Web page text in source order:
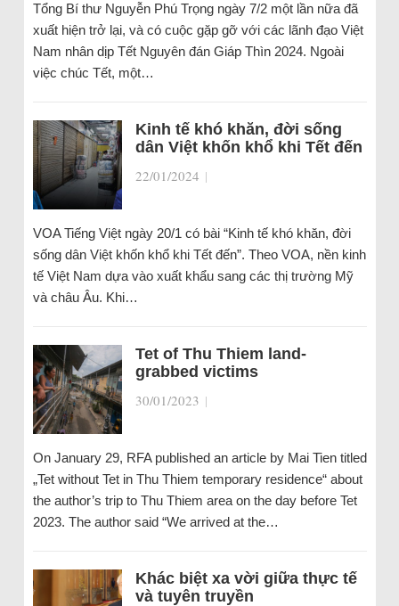
Tổng Bí thư Nguyễn Phú Trọng ngày 7/2 một lần nữa đã
xuất hiện trở lại, và có cuộc gặp gỡ với các lãnh đạo Việt
Nam nhân dịp Tết Nguyên đán Giáp Thìn 2024. Ngoài
việc chúc Tết, một…
Kinh tế khó khăn, đời sống
dân Việt khốn khổ khi Tết đến
22/01/2024 |
VOA Tiếng Việt ngày 20/1 có bài “Kinh tế khó khăn, đời
sống dân Việt khốn khổ khi Tết đến”. Theo VOA, nền kinh
tế Việt Nam dựa vào xuất khẩu sang các thị trường Mỹ
và châu Âu. Khi…
Tet of Thu Thiem land-
grabbed victims
30/01/2023 |
On January 29, RFA published an article by Mai Tien titled
„Tet without Tet in Thu Thiem temporary residence“ about
the author’s trip to Thu Thiem area on the day before Tet
2023. The author said “We arrived at the…
Khác biệt xa vời giữa thực tế
và tuyên truyền